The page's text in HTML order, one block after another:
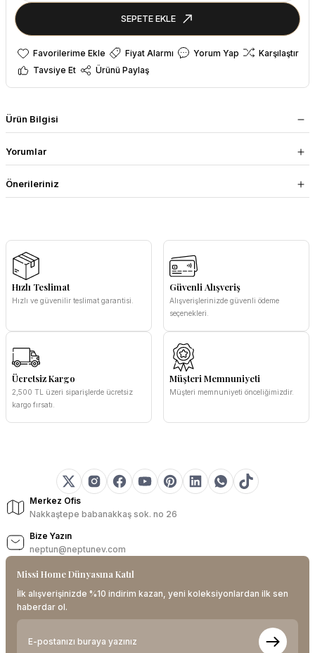
SEPETE EKLE
Fiyat Alarmı Yorum Yap
Karşılaştır
Tavsiye Et
Ürünü Paylaş
Ürün Bilgisi
Yorumlar
Önerileriniz
Hızlı Teslimat
Hızlı ve güvenilir teslimat garantisi.
Güvenli Alışveriş
Alışverişlerinizde güvenli ödeme
seçenekleri.
Ücretsiz Kargo
2,500 TL üzeri siparişlerde ücretsiz
kargo fırsatı.
Müşteri Memnuniyeti
Müşteri memnuniyeti önceliğimizdir.
Merkez Ofis
Nakkaştepe babanakkaş sok. no 26
Bize Yazın
neptun@neptunev.com
Missi Home Dünyasına Katıl
İlk alışverişinizde %10 indirim kazan, yeni koleksiyonlardan ilk sen
haberdar ol.